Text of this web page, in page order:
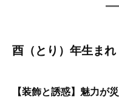
酉（とり）年生まれ
【装飾と誘惑】魅力が